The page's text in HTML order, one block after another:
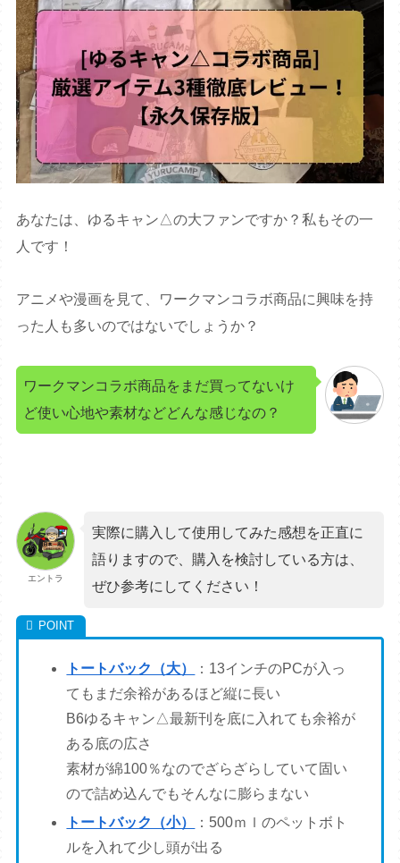
あなたは、ゆるキャン△の大ファンですか？私もその一
人です！
アニメや漫画を見て、ワークマンコラボ商品に興味を持
った人も多いのではないでしょうか？
ワークマンコラボ商品をまだ買ってないけ
ど使い心地や素材などどんな感じなの？
エントラ
実際に購入して使用してみた感想を正直に
語りますので、購入を検討している方は、
ぜひ参考にしてください！
トートバック（大）
：13インチのPCが入っ
てもまだ余裕があるほど縦に長い
B6ゆるキャン△最新刊を底に入れても余裕が
ある底の広さ
素材が綿100％なのでざらざらしていて固い
ので詰め込んでもそんなに膨らまない
トートバック（小）
：500ｍｌのペットボト
ルを入れて少し頭が出る